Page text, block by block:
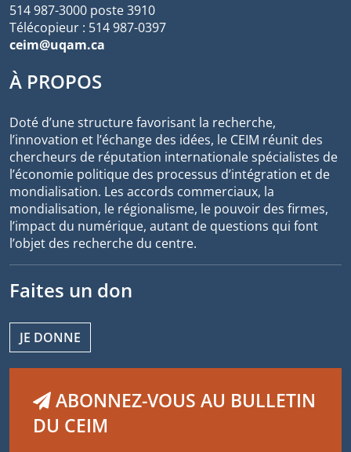
514 987-3000 poste 3910
Télécopieur : 514 987-0397
ceim@uqam.ca
À PROPOS
Doté d’une structure favorisant la recherche,
l’innovation et l’échange des idées, le CEIM réunit des
chercheurs de réputation internationale spécialistes de
l’économie politique des processus d’intégration et de
mondialisation. Les accords commerciaux, la
mondialisation, le régionalisme, le pouvoir des firmes,
l’impact du numérique, autant de questions qui font
l’objet des recherche du centre.
Faites un don
JE DONNE
ABONNEZ-VOUS AU BULLETIN
DU CEIM